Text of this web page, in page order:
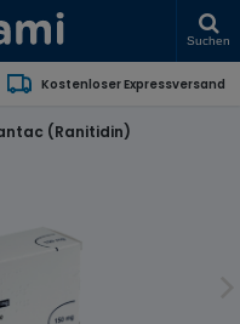
Suchen
Kostenloser Expressversand
(Ranitidin)